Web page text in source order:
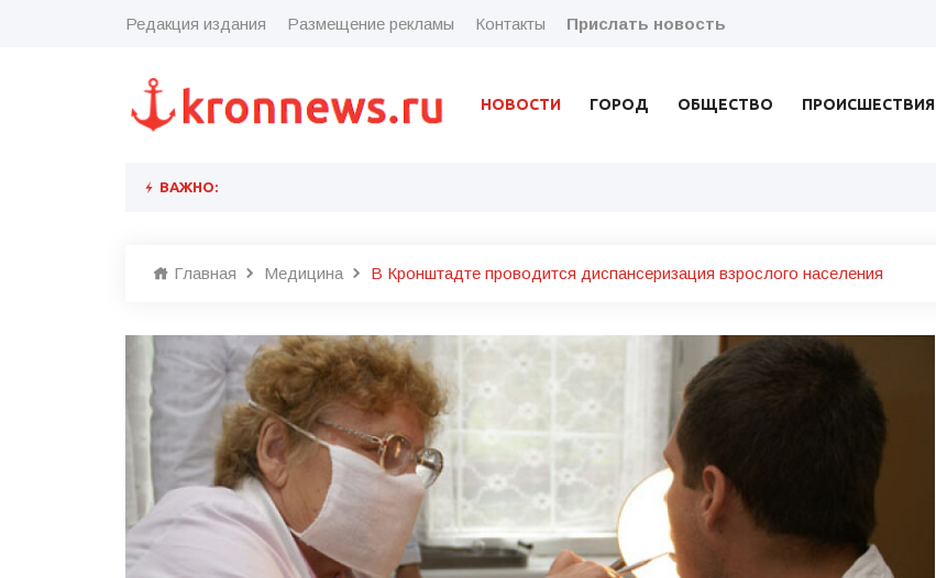
Редакция издания Размещение рекламы Контакты Прислать новость
НОВОСТИ ГОРОД ОБЩЕСТВО ПРОИСШЕСТВИЯ
ВАЖНО:
Главная Медицина В Кронштадте проводится диспансеризация взрослого населения